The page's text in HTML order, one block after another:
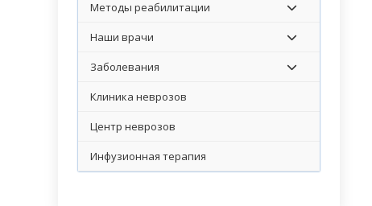
Методы реабилитации
Наши врачи
Заболевания
Клиника неврозов
Центр неврозов
Инфузионная терапия